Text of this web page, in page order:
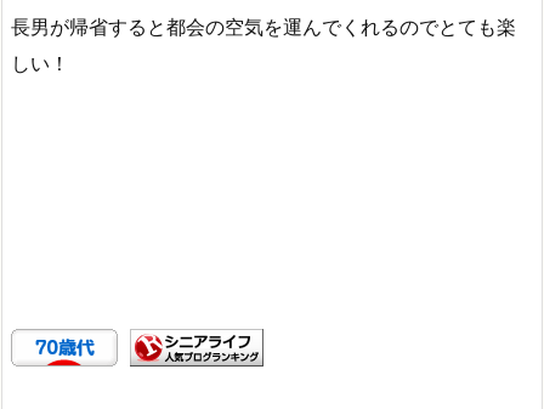
長男が帰省すると都会の空気を運んでくれるのでとても楽
しい！